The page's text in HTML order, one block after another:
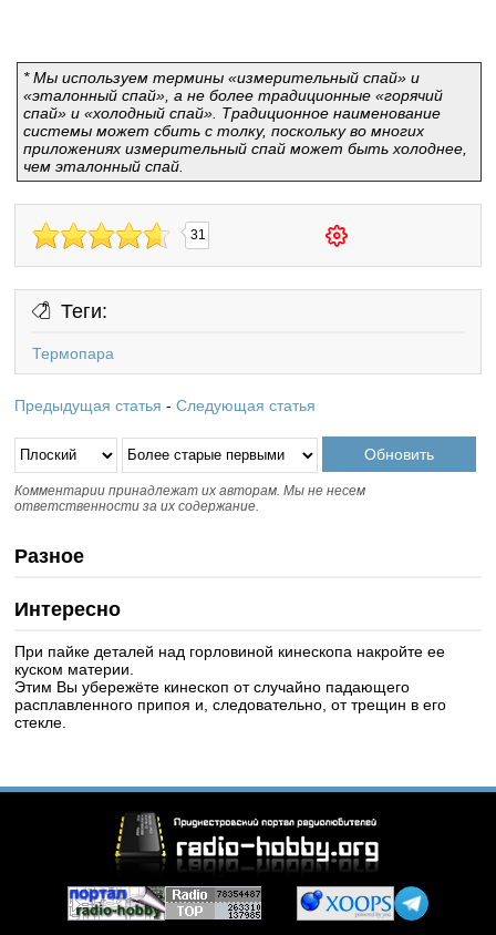
* Мы используем термины «измерительный спай» и
«эталонный спай», а не более традиционные «горячий
спай» и «холодный спай». Традиционное наименование
системы может сбить с толку, поскольку во многих
приложениях измерительный спай может быть холоднее,
чем эталонный спай.
31
Теги:
Термопара
Предыдущая статья -Следующая статья
Комментарии принадлежат их авторам. Мы не несем
ответственности за их содержание.
Разное
Интересно
При пайке деталей над горловиной кинескопа накройте ее
куском материи.
Этим Вы убережёте кинескоп от случайно падающего
расплавленного припоя и, следовательно, от трещин в его
стекле.